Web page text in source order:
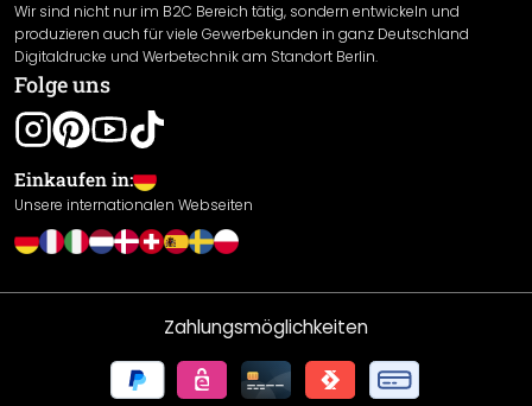
Widerrufsrecht
Datenschutzerklärung
Gewährleistung
Leistungserklärung / CE-Zeichen
Cookie Einstellungen
Wir sind nicht nur im B2C Bereich tätig, sondern entwickeln und
produzieren auch für viele Gewerbekunden in ganz Deutschland
Digitaldrucke und Werbetechnik am Standort Berlin.
Folge uns
Einkaufen in:
Unsere internationalen Webseiten
Zahlungsmöglichkeiten